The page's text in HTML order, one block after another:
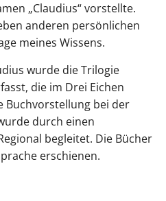
„Claudius“ vorstellte.
anderen persönlichen
meines Wissens.
wurde die Trilogie
die im Drei Eichen
Buchvorstellung bei der
durch einen
begleitet. Die Bücher
erschienen.